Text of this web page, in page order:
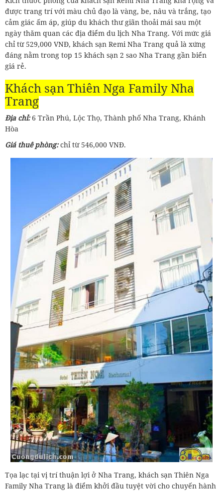
được trang trí với màu chủ đạo là vàng, be, nâu và trắng, tạo
cảm giác ấm áp, giúp du khách thư giãn thoải mái sau một
ngày thăm quan các địa điểm du lịch Nha Trang. Với mức giá
chỉ từ 529,000 VNĐ, khách sạn Remi Nha Trang quả là xứng
đáng nằm trong top 15 khách sạn 2 sao Nha Trang gần biển
giá rẻ.
Khách sạn Thiên Nga Family Nha
Trang
Địa chỉ:6 Trần Phú, Lộc Thọ, Thành phố Nha Trang, Khánh
Hòa
Giá thuê phòng:chỉ từ 546,000 VNĐ.
Tọa lạc tại vị trí thuận lợi ở Nha Trang, khách sạn Thiên Nga
Family Nha Trang là điểm khởi đầu tuyệt vời cho chuyến hành